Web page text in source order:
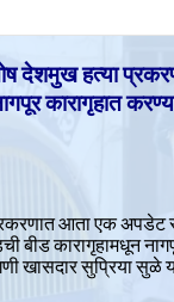
देशमुख हत्या
कारागृहात
आता एक
बीड कारागृहामधून
खासदार सुप्रिया सुळे